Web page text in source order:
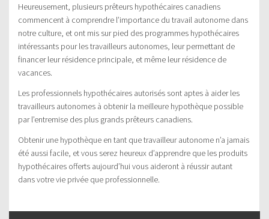
Heureusement, plusieurs prêteurs hypothécaires canadiens
commencent à comprendre l’importance du travail autonome dans
notre culture, et ont mis sur pied des programmes hypothécaires
intéressants pour les travailleurs autonomes, leur permettant de
financer leur résidence principale, et même leur résidence de
vacances.
Les professionnels hypothécaires autorisés sont aptes à aider les
travailleurs autonomes à obtenir la meilleure hypothèque possible
par l’entremise des plus grands prêteurs canadiens.
Obtenir une hypothèque en tant que travailleur autonome n’a jamais
été aussi facile, et vous serez heureux d’apprendre que les produits
hypothécaires offerts aujourd’hui vous aideront à réussir autant
dans votre vie privée que professionnelle.